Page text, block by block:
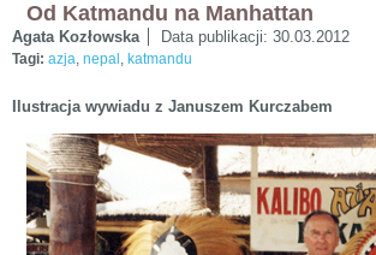
Od Katmandu na Manhattan
Agata Kozłowska Data publikacji: 30.03.2012
Tagi: azja, nepal , katmandu
Ilustracja wywiadu z Januszem Kurczabem